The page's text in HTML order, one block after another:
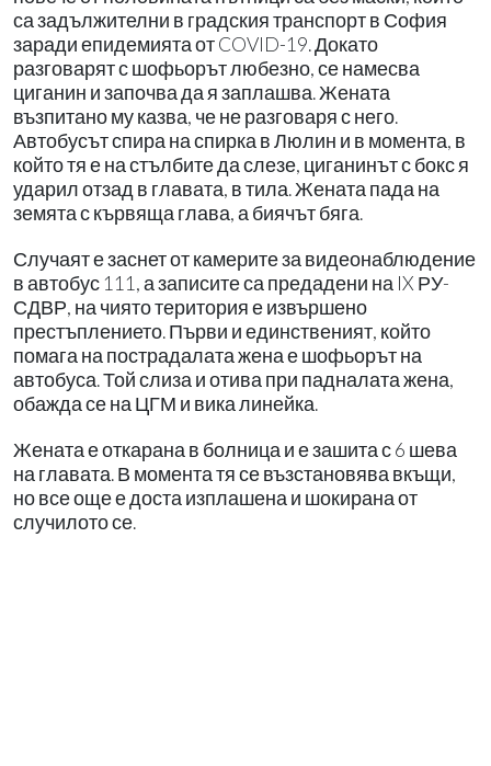
са задължителни в градския транспорт в София
заради епидемията от COVID-19. Докато
разговарят с шофьорът любезно, се намесва
циганин и започва да я заплашва. Жената
възпитано му казва, че не разговаря с него.
Автобусът спира на спирка в Люлин и в момента, в
който тя е на стълбите да слезе, циганинът с бокс я
ударил отзад в главата, в тила. Жената пада на
земята с кървяща глава, а биячът бяга.
Случаят е заснет от камерите за видеонаблюдение
в автобус 111, а записите са предадени на IX РУ-
СДВР, на чиято територия е извършено
престъплението. Първи и единственият, който
помага на пострадалата жена е шофьорът на
автобуса. Той слиза и отива при падналата жена,
обажда се на ЦГМ и вика линейка.
Жената е откарана в болница и е зашита с 6 шева
на главата. В момента тя се възстановява вкъщи,
но все още е доста изплашена и шокирана от
случилото се.